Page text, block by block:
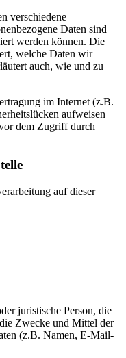
verschiedene
Daten sind
werden können. Die
welche Daten wir
auch, wie und zu
im Internet (z.B.
aufweisen
dem Zugriff durch
auf dieser
juristische Person, die
Zwecke und Mittel der
(z.B. Namen, E-Mail-